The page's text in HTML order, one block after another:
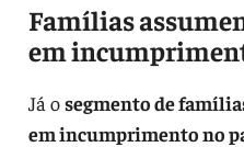
Famílias
em
Já osegmento de
em incumprimento no